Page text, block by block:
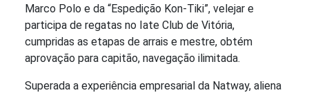
Marco Polo e da “Espedição Kon-Tiki”, velejar e
participa de regatas no Iate Club de Vitória,
cumpridas as etapas de arrais e mestre, obtém
aprovação para capitão, navegação ilimitada.
Superada a experiência empresarial da Natway, aliena